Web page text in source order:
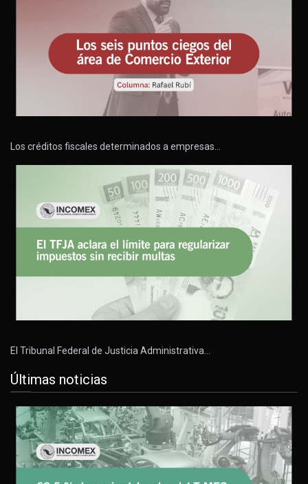
Los créditos fiscales determinados a empresas…
El Tribunal Federal de Justicia Administrativa…
Últimas noticias